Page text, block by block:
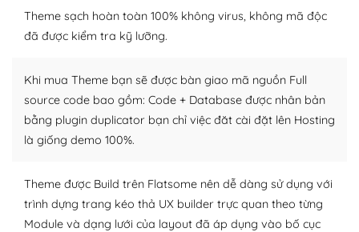
– Sở hữu một cộng đồng lớn, sẵn sàng hỗ trợ
WordPress là nơi lưu trữ cho một diễn đàn cộng đồng
người cuồng tín WordPress.
Nếu bạn gặp khó khăn, bạn có thể lên mạng và tìm
kiếm những cộng đồng WordPress, họ sẽ giúp bạn trả
lời, giải đáp vấn đề của bạn.
Cộng đồng sử dụng WordPress sẵn sàng hỗ trợ bạn
– Đa dạng plugin và themes
Theme sạch hoàn toàn 100% không virus, không mã độc
đã được kiểm tra kỹ lưỡng.
Khi mua Theme bạn sẽ được bàn giao mã nguồn Full
source code bao gồm: Code + Database được nhân bản
bằng plugin duplicator bạn chỉ việc đăt cài đặt lên Hosting
là giống demo 100%.
Theme được Build trên Flatsome nên dễ dàng sử dụng với
trình dựng trang kéo thả UX builder trực quan theo từng
Module và dạng lưới của layout đã áp dụng vào bố cục